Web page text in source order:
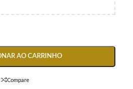
AO CARRINHO
Compare